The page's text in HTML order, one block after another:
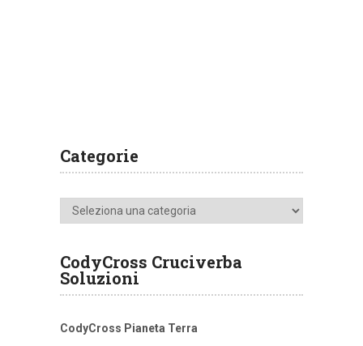
Categorie
Categorie
CodyCross Cruciverba
Soluzioni
CodyCross Pianeta Terra